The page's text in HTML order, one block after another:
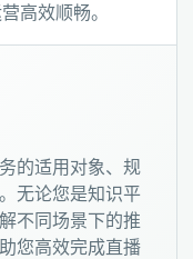
高效顺畅。
的适用对象、规
无论您是知识平
不同场景下的推
您高效完成直播